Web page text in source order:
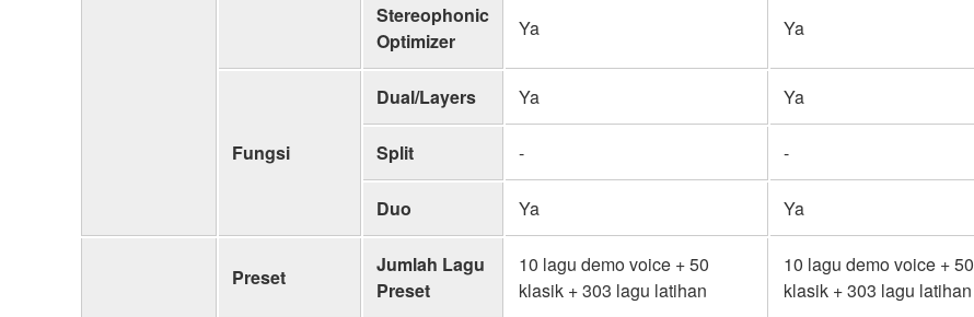
Stereophonic
Optimizer
Ya Ya
Fungsi
Dual/Layers Ya Ya
Split - -
Duo Ya Ya
Preset
Jumlah Lagu
Preset
10 lagu demo voice + 50
klasik + 303 lagu latihan
10 lagu demo voice + 50
klasik + 303 lagu latihan